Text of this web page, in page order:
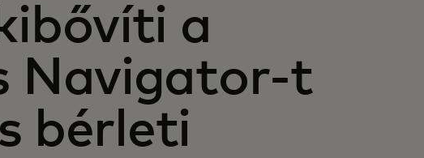
a
Navigator-t
bérleti